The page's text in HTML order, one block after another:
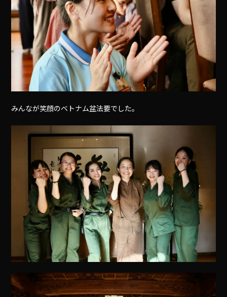
みんなが笑顔のベトナム盆法要でした。